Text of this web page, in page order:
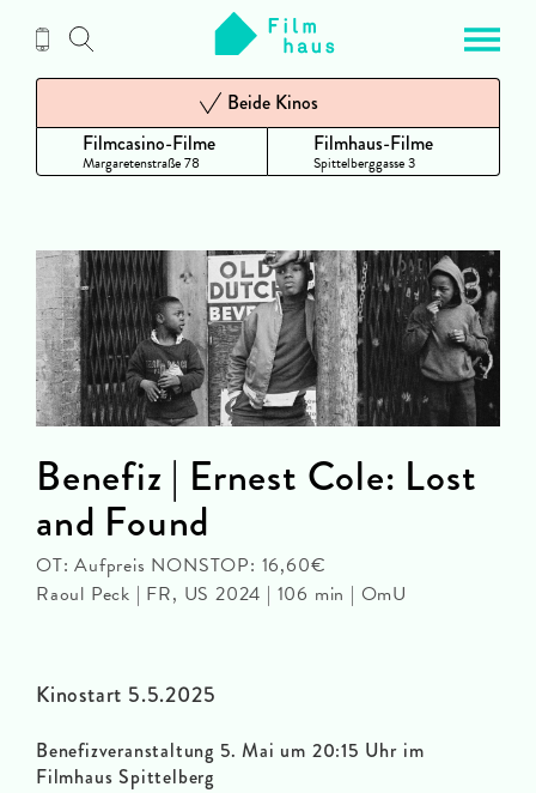
Inhalt
Filmcasino-Filme
Margaretenstraße 78
Beide Kinos
Filmhaus-Filme
Spittelberggasse 3
Kinostart 5.5.2025
Benefizveranstaltung 5. Mai um 20:15 Uhr im
Filmhaus Spittelberg
Benefiz | Ernest Cole: Lost
and Found
OT: Aufpreis NONSTOP: 16,60€
Raoul Peck | FR, US 2024 | 106 min | OmU